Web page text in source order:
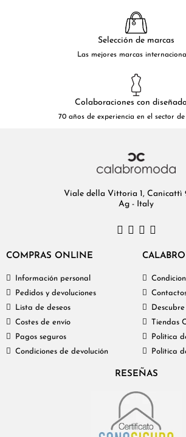
Selección de marcas
Las mejores marcas
Colaboraciones con
70 años de experiencia en el sector
Viale della Vittoria 1, Canicattì
Ag - Italy
COMPRAS ONLINE
Información personal
Pedidos y devoluciones
Lista de deseos
Costes de envío
Pagos seguros
Condiciones de devolución
Tiendas
Política
Política
RESEÑAS